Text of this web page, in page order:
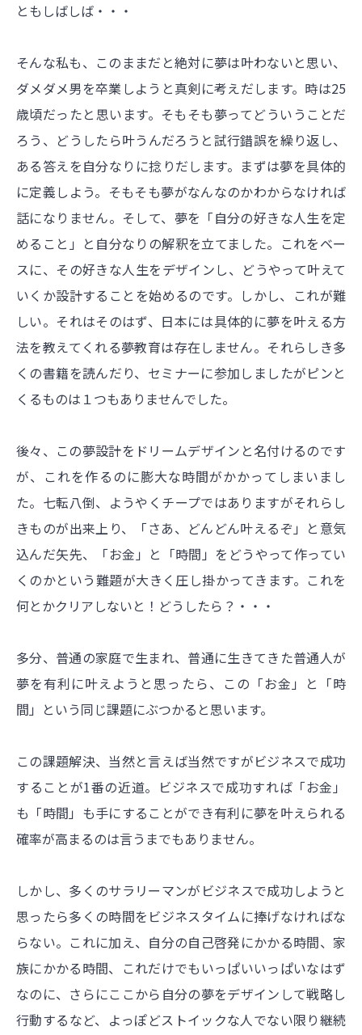
ともしばしば・・・
そんな私も、このままだと絶対に夢は叶わないと思い、
ダメダメ男を卒業しようと真剣に考えだします。時は25
歳頃だったと思います。そもそも夢ってどういうことだ
ろう、どうしたら叶うんだろうと試行錯誤を繰り返し、
ある答えを自分なりに捻りだします。まずは夢を具体的
に定義しよう。そもそも夢がなんなのかわからなければ
話になりません。そして、夢を「自分の好きな人生を定
めること」と自分なりの解釈を立てました。これをベー
スに、その好きな人生をデザインし、どうやって叶えて
いくか設計することを始めるのです。しかし、これが難
しい。それはそのはず、日本には具体的に夢を叶える方
法を教えてくれる夢教育は存在しません。それらしき多
くの書籍を読んだり、セミナーに参加しましたがピンと
くるものは１つもありませんでした。
後々、この夢設計をドリームデザインと名付けるのです
が、これを作るのに膨大な時間がかかってしまいまし
た。七転八倒、ようやくチープではありますがそれらし
きものが出来上り、「さあ、どんどん叶えるぞ」と意気
込んだ矢先、「お金」と「時間」をどうやって作ってい
くのかという難題が大きく圧し掛かってきます。これを
何とかクリアしないと！どうしたら？・・・
多分、普通の家庭で生まれ、普通に生きてきた普通人が
夢を有利に叶えようと思ったら、この「お金」と「時
間」という同じ課題にぶつかると思います。
この課題解決、当然と言えば当然ですがビジネスで成功
することが1番の近道。ビジネスで成功すれば「お金」
も「時間」も手にすることができ有利に夢を叶えられる
確率が高まるのは言うまでもありません。
しかし、多くのサラリーマンがビジネスで成功しようと
思ったら多くの時間をビジネスタイムに捧げなければな
らない。これに加え、自分の自己啓発にかかる時間、家
族にかかる時間、これだけでもいっぱいいっぱいなはず
なのに、さらにここから自分の夢をデザインして戦略し
行動するなど、よっぽどストイックな人でない限り継続